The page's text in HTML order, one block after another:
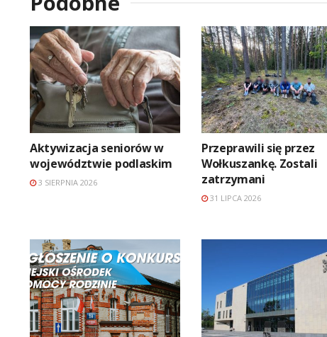
Aktywizacja seniorów w
województwie podlaskim
3 SIERPNIA 2026
Przeprawili się przez
Wołkuszankę. Zostali
zatrzymani
31 LIPCA 2026